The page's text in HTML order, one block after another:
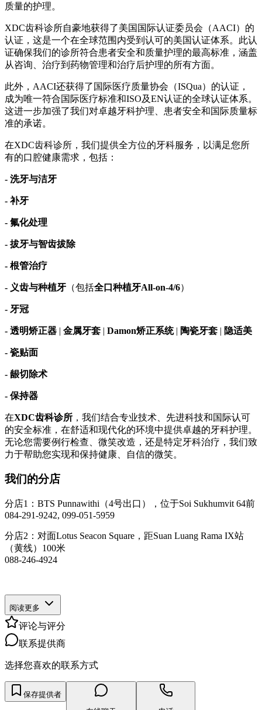
质量的护理。
XDC齿科诊所自豪地获得了美国国际认证委员会（AACI）的
认证，这是一个在全球范围内受到认可的美国认证体系。此认
证确保我们的诊所符合患者安全和质量护理的最高标准，涵盖
从咨询、治疗到药物管理和治疗后护理的所有方面。
此外，AACI还获得了国际医疗质量协会（ISQua）的认证，
成为唯一符合国际医疗标准和ISO及EN认证的全球认证体系。
这进一步加强了我们对卓越牙科护理、患者安全和国际质量标
准的承诺。
在XDC齿科诊所，我们提供全方位的牙科服务，以满足您所
有的口腔健康需求，包括：
- 洗牙与洁牙
- 补牙
- 氟化处理
- 拔牙与智齿拔除
- 根管治疗
- 义齿与种植牙 （包括全口种植牙All-on-4/6）
- 牙冠
- 透明矫正器 | 金属牙套 | Damon矫正系统| 陶瓷牙套 | 隐适美
- 瓷贴面
- 龈切除术
- 保持器
在XDC齿科诊所 ，我们结合专业技术、先进科技和国际认可
的安全标准，在舒适和现代化的环境中提供卓越的牙科护理。
无论您需要例行检查、微笑改造，还是特定牙科治疗，我们致
力于帮助您实现和保持健康、自信的微笑。
我们的分店
分店1：BTS Punnawithi（4号出口），位于Soi Sukhumvit 64前
084-291-9242, 099-051-5959
分店2：对面Lotus Seacon Square，距Suan Luang Rama IX站
（黄线）100米
088-246-4924
阅读更多
评论与评分
联系提供商
选择您喜欢的联系方式
保存提供者